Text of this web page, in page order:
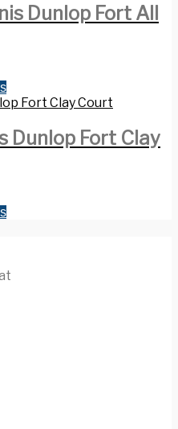
Dunlop Fort All
Dunlop Fort Clay